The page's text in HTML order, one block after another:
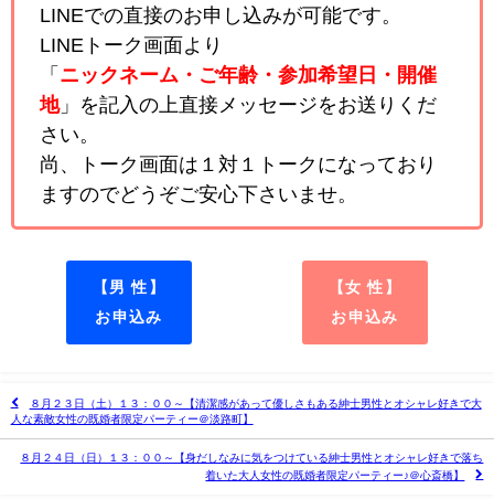
LINEでの直接のお申し込みが可能です。
LINEトーク画面より
「 ニックネーム・ご年齢・参加希望日・開催
地」を記入の上直接メッセージをお送りくだ
さい。
尚、トーク画面は１対１トークになっており
ますのでどうぞご安心下さいませ。
【男 性】
お申込み
【女 性】
お申込み
８月２３日（土）１３：００～【清潔感があって優しさもある紳士男性とオシャレ好きで大
人な素敵女性の既婚者限定パーティー＠淡路町】
８月２４日（日）１３：００～【身だしなみに気をつけている紳士男性とオシャレ好きで落ち
着いた大人女性の既婚者限定パーティー♪＠心斎橋】